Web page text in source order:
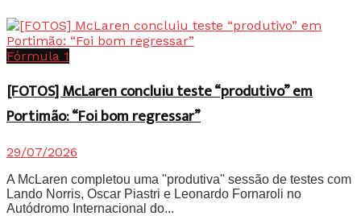
Fórmula 1
[FOTOS] McLaren concluiu teste “produtivo” em
Portimão: “Foi bom regressar”
29/07/2026
A McLaren completou uma "produtiva" sessão de testes com
Lando Norris, Oscar Piastri e Leonardo Fornaroli no
Autódromo Internacional do...